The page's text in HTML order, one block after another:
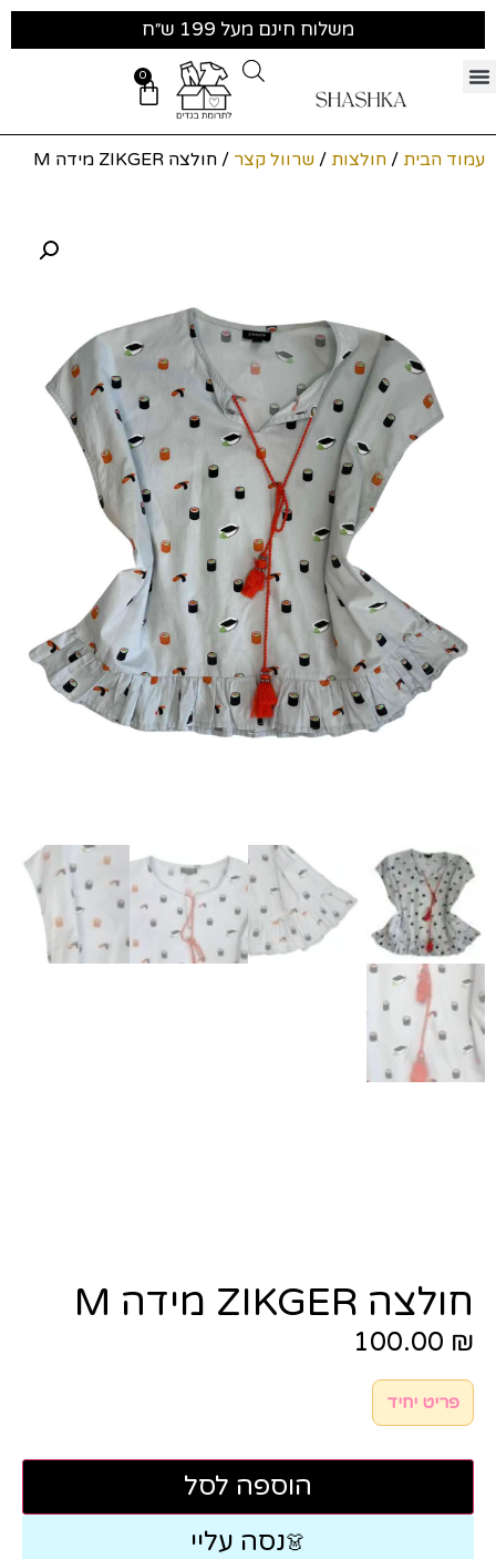
משלוח חינם מעל 199 ש״ח
0
עמוד הבית / חולצות / שרוול קצר / חולצה ZIKGER מידה M
חולצה ZIKGER מידה M
100.00 ₪
פריט יחיד
הוספה לסל
👗נסה עליי